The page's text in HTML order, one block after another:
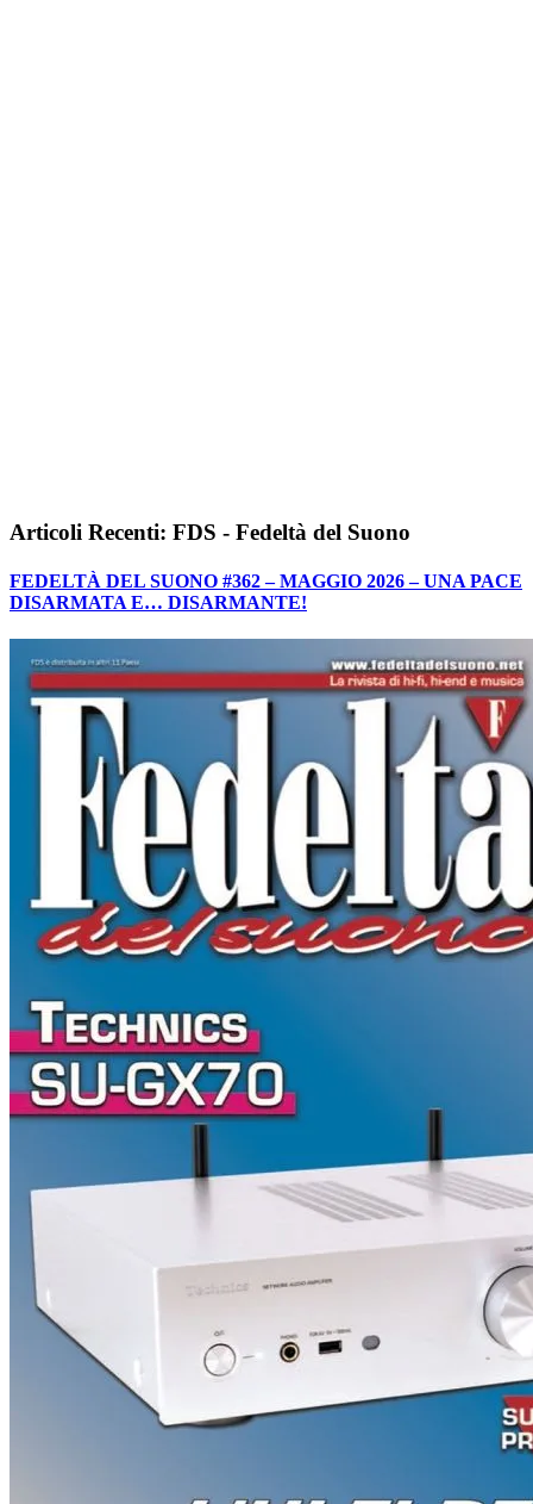
Articoli Recenti: FDS - Fedeltà del Suono
FEDELTÀ DEL SUONO #362 – MAGGIO 2026 – UNA PACE
DISARMATA E… DISARMANTE!